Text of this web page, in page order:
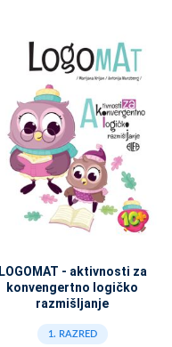
LOGOMAT - aktivnosti za
konvengertno logičko
razmišljanje
1. RAZRED